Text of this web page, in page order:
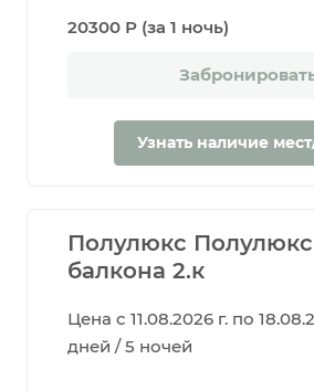
20300 Р (за 1 ночь)
Узнать наличие
Полулюкс
балкона 2.к
Цена с 11.08.2026 г. по
дней / 5 ночей